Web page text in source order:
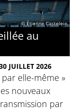
© Étienne Castelein
au
JUILLET 2026
elle-même »
nouveaux
par